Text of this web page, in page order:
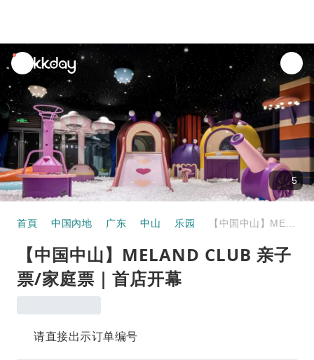
unread
notifications
5
首頁 中国內地 广东 中山 乐园
【中国中山】MELAND CLUB 亲子
票/家庭票｜首店开幕
请直接出示订单编号